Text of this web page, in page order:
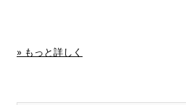
» もっと詳しく